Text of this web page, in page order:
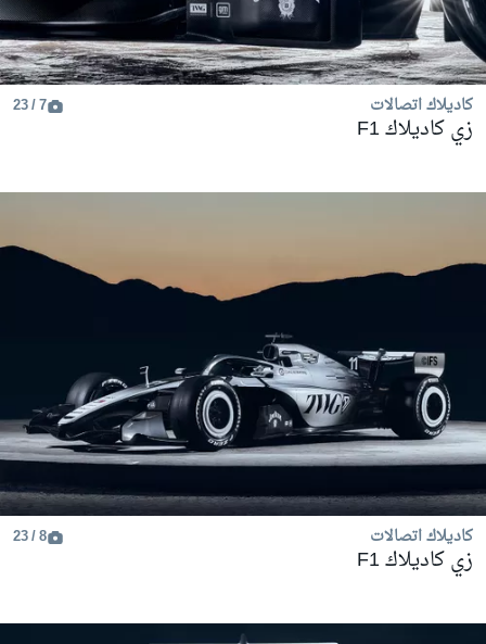
كاديلاك اتصالات 7 / 23
زي كاديلاك F1
كاديلاك اتصالات 8 / 23
زي كاديلاك F1